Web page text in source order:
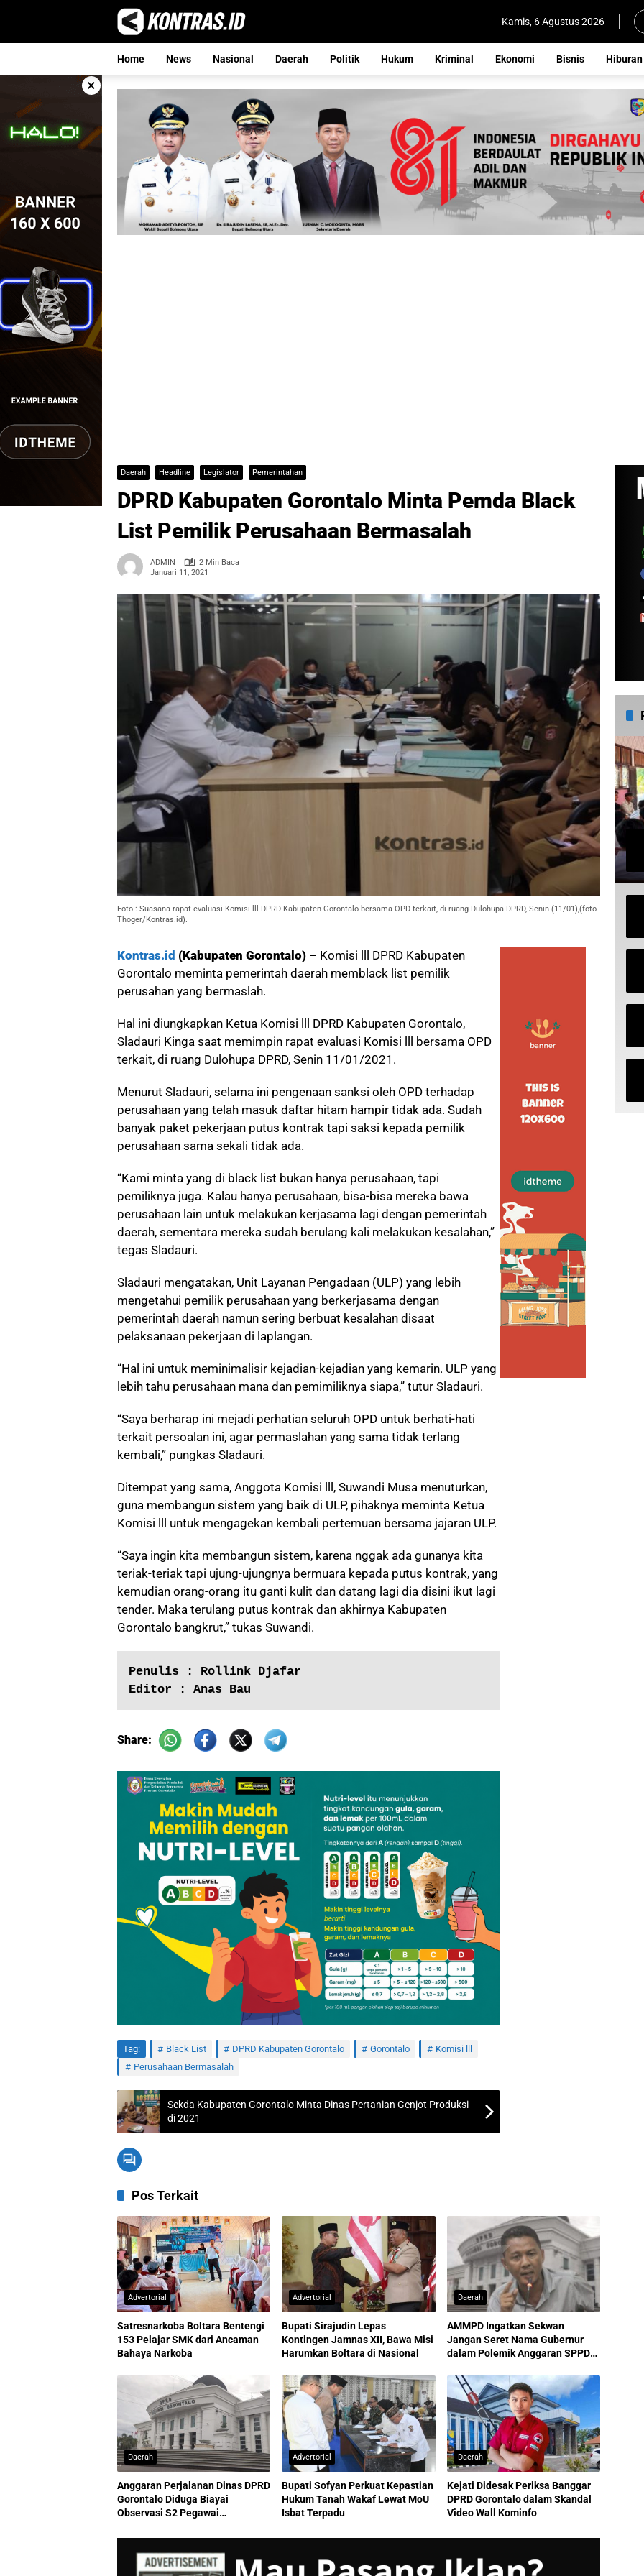
Kamis, 6 Agustus 2026
Home News Nasional Daerah Politik Hukum Kriminal Ekonomi Bisnis Hiburan
×
Daerah Headline Legislator Pemerintahan
DPRD Kabupaten Gorontalo Minta Pemda Black
List Pemilik Perusahaan Bermasalah
ADMIN
2 Min Baca
Januari 11, 2021
Foto : Suasana rapat evaluasi Komisi lll DPRD Kabupaten Gorontalo bersama OPD terkait, di ruang Dulohupa DPRD, Senin (11/01),(foto
Thoger/Kontras.id).
Kontras.id (Kabupaten Gorontalo) – Komisi lll DPRD Kabupaten
Gorontalo meminta pemerintah daerah memblack list pemilik
perusahan yang bermaslah.
Hal ini diungkapkan Ketua Komisi lll DPRD Kabupaten Gorontalo,
Sladauri Kinga saat memimpin rapat evaluasi Komisi lll bersama OPD
terkait, di ruang Dulohupa DPRD, Senin 11/01/2021.
Menurut Sladauri, selama ini pengenaan sanksi oleh OPD terhadap
perusahaan yang telah masuk daftar hitam hampir tidak ada. Sudah
banyak paket pekerjaan putus kontrak tapi saksi kepada pemilik
perusahaan sama sekali tidak ada.
“Kami minta yang di black list bukan hanya perusahaan, tapi
pemiliknya juga. Kalau hanya perusahaan, bisa-bisa mereka bawa
perusahaan lain untuk melakukan kerjasama lagi dengan pemerintah
daerah, sementara mereka sudah berulang kali melakukan kesalahan,”
tegas Sladauri.
Sladauri mengatakan, Unit Layanan Pengadaan (ULP) yang lebih
mengetahui pemilik perusahaan yang berkerjasama dengan
pemerintah daerah namun sering berbuat kesalahan disaat
pelaksanaan pekerjaan di laplangan.
“Hal ini untuk meminimalisir kejadian-kejadian yang kemarin. ULP yang
lebih tahu perusahaan mana dan pemimiliknya siapa,” tutur Sladauri.
“Saya berharap ini mejadi perhatian seluruh OPD untuk berhati-hati
terkait persoalan ini, agar permaslahan yang sama tidak terlang
kembali,” pungkas Sladauri.
Ditempat yang sama, Anggota Komisi lll, Suwandi Musa menuturkan,
guna membangun sistem yang baik di ULP, pihaknya meminta Ketua
Komisi lll untuk mengagekan kembali pertemuan bersama jajaran ULP.
“Saya ingin kita membangun sistem, karena nggak ada gunanya kita
teriak-teriak tapi ujung-ujungnya bermuara kepada putus kontrak, yang
kemudian orang-orang itu ganti kulit dan datang lagi dia disini ikut lagi
tender. Maka terulang putus kontrak dan akhirnya Kabupaten
Gorontalo bangkrut,” tukas Suwandi.
Penulis : Rollink Djafar
Editor : Anas Bau
Share:
Tag: Black List DPRD Kabupaten Gorontalo Gorontalo
Komisi lll
Perusahaan Bermasalah
Sekda Kabupaten Gorontalo Minta Dinas Pertanian Genjot Produksi
di 2021
Pos Terkait
Advertorial
Satresnarkoba Boltara Bentengi
153 Pelajar SMK dari Ancaman
Bahaya Narkoba
Advertorial
Bupati Sirajudin Lepas
Kontingen Jamnas XII, Bawa Misi
Harumkan Boltara di Nasional
Daerah
AMMPD Ingatkan Sekwan
Jangan Seret Nama Gubernur
dalam Polemik Anggaran SPPD
Daerah
Anggaran Perjalanan Dinas DPRD
Gorontalo Diduga Biayai
Observasi S2 Pegawai
Advertorial
Bupati Sofyan Perkuat Kepastian
Hukum Tanah Wakaf Lewat MoU
Isbat Terpadu
Daerah
Kejati Didesak Periksa Banggar
DPRD Gorontalo dalam Skandal
Video Wall Kominfo